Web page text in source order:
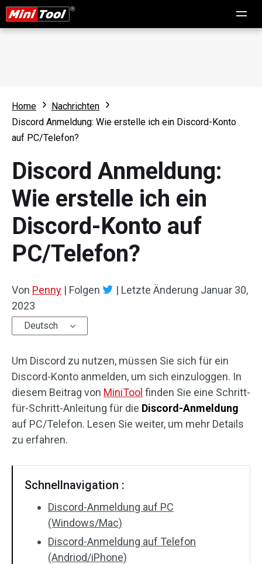
Home
Nachrichten
Discord Anmeldung: Wie erstelle ich ein Discord-Konto
auf PC/Telefon?
Discord Anmeldung:
Wie erstelle ich ein
Discord-Konto auf
PC/Telefon?
Von Penny | Folgen | Letzte Änderung Januar 30,
2023
Deutsch
Um Discord zu nutzen, müssen Sie sich für ein
Discord-Konto anmelden, um sich einzuloggen. In
diesem Beitrag von MiniTool finden Sie eine Schritt-
für-Schritt-Anleitung für die Discord-Anmeldung
auf PC/Telefon. Lesen Sie weiter, um mehr Details
zu erfahren.
Schnellnavigation :
Discord-Anmeldung auf PC
(Windows/Mac)
Discord-Anmeldung auf Telefon
(Andriod/iPhone)